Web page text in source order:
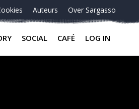
Auteurs Over Sargasso
SOCIAL CAFÉ LOG IN